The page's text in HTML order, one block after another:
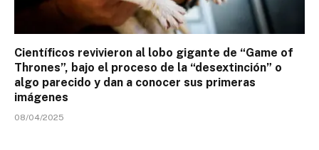
Científicos revivieron al lobo gigante de “Game of
Thrones”, bajo el proceso de la “desextinción” o
algo parecido y dan a conocer sus primeras
imágenes
08/04/2025